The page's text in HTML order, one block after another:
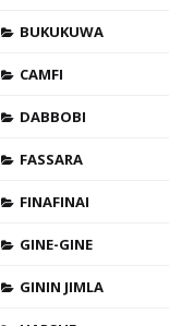
BUKUKUWA
CAMFI
DABBOBI
FASSARA
FINAFINAI
GINE-GINE
GININ JIMLA